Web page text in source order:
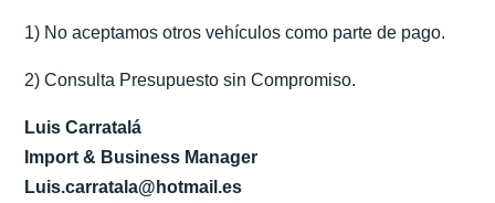
1) No aceptamos otros vehículos como parte de pago.
2) Consulta Presupuesto sin Compromiso.
Luis Carratalá
Import & Business Manager
Luis.carratala@hotmail.es